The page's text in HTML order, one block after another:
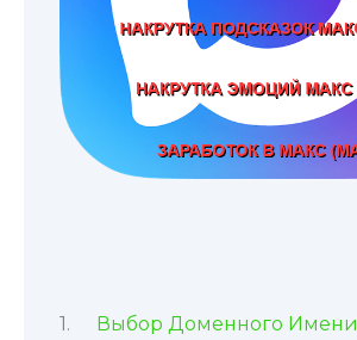
Выбор Доменного Имени